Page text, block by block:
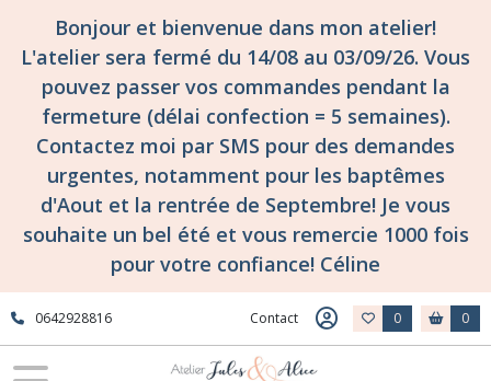
Bonjour et bienvenue dans mon atelier!
L'atelier sera fermé du 14/08 au 03/09/26. Vous
pouvez passer vos commandes pendant la
fermeture (délai confection = 5 semaines).
Contactez moi par SMS pour des demandes
urgentes, notamment pour les baptêmes
d'Aout et la rentrée de Septembre! Je vous
souhaite un bel été et vous remercie 1000 fois
pour votre confiance! Céline
0642928816 Contact 0 0